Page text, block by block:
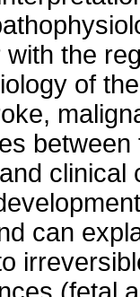
the
of
can